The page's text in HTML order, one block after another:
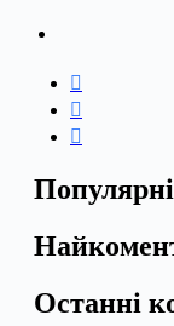
Останні